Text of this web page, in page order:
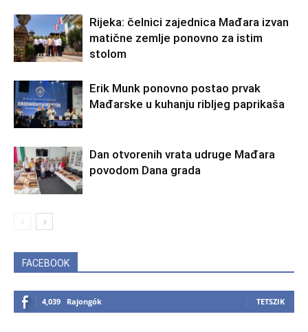
Rijeka: čelnici zajednica Mađara izvan
matične zemlje ponovno za istim
stolom
Erik Munk ponovno postao prvak
Mađarske u kuhanju ribljeg paprikaša
Dan otvorenih vrata udruge Mađara
povodom Dana grada
FACEBOOK
4,039 Rajongók TETSZIK